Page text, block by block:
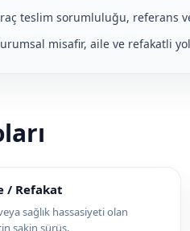
teslim sorumluluğu, referans
misafir, aile ve refakatli
/ Refakat
sağlık hassasiyeti olan
sakin sürüş.